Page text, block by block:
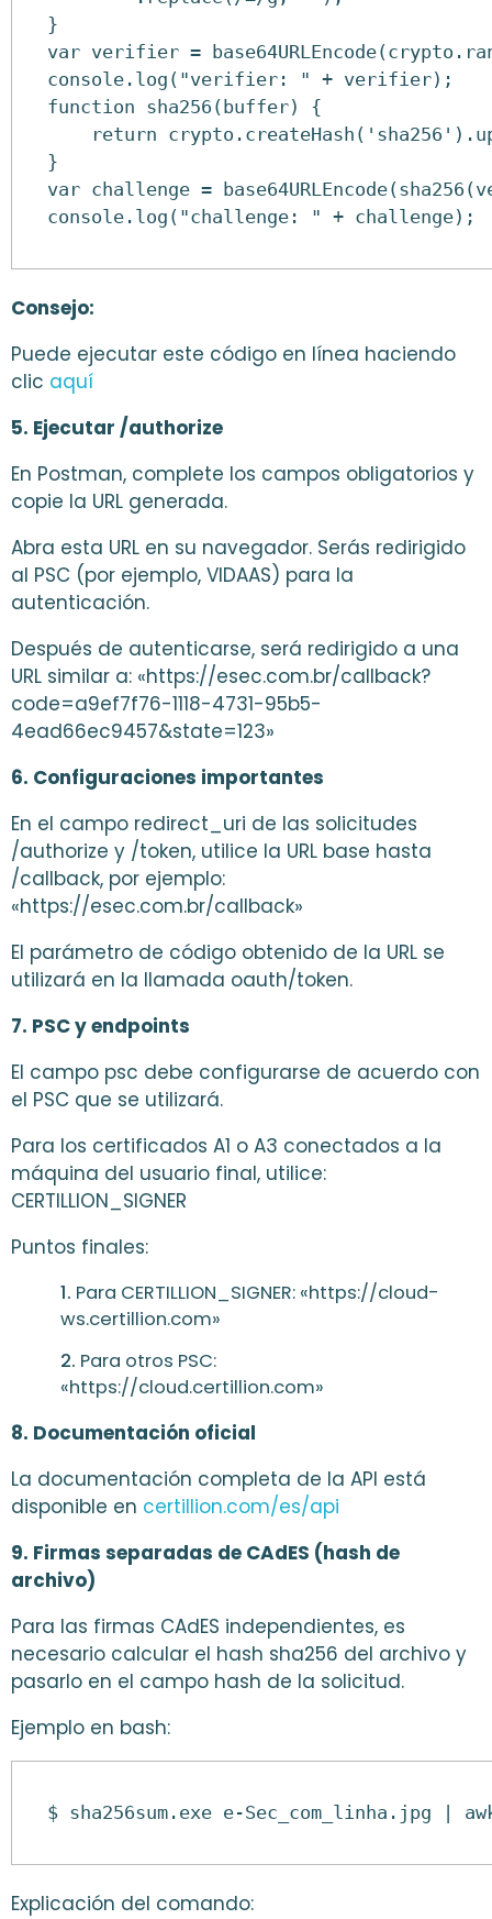
}
var verifier =
console.log("verifier: " + verifier);
function sha256(buffer) {
return
}
var challenge =
console.log("challenge: " + challenge);
Consejo:
Puede ejecutar este código en línea haciendo
clic aquí
5. Ejecutar /authorize
En Postman, complete los campos obligatorios y
copie la URL generada.
Abra esta URL en su navegador. Serás redirigido
al PSC (por ejemplo, VIDAAS) para la
autenticación.
Después de autenticarse, será redirigido a una
URL similar a: «https://esec.com.br/callback?
code=a9ef7f76-1118-4731-95b5-
4ead66ec9457&state=123»
6. Configuraciones importantes
En el campo redirect_uri de las solicitudes
/authorize y /token, utilice la URL base hasta
/callback, por ejemplo:
«https://esec.com.br/callback»
El parámetro de código obtenido de la URL se
utilizará en la llamada oauth/token.
7. PSC y endpoints
El campo psc debe configurarse de acuerdo con
el PSC que se utilizará.
Para los certificados A1 o A3 conectados a la
máquina del usuario final, utilice:
CERTILLION_SIGNER
Puntos finales:
Para CERTILLION_SIGNER: «https://cloud-
ws.certillion.com»
Para otros PSC:
«https://cloud.certillion.com»
8. Documentación oficial
La documentación completa de la API está
disponible en certillion.com/es/api
9. Firmas separadas de CAdES (hash de
archivo)
Para las firmas CAdES independientes, es
necesario calcular el hash sha256 del archivo y
pasarlo en el campo hash de la solicitud.
Ejemplo en bash:
$ sha256sum.exe e-
Explicación del comando: